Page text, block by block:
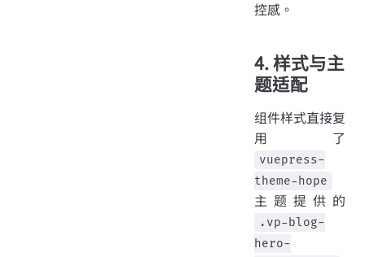
控感。
4. 样式与主
题适配
组件样式直接复
用了
vuepress-
theme-hope
主题提供的
.vp-blog-
hero-